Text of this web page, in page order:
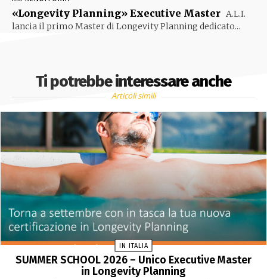
«Longevity Planning» Executive Master A.L.I.
lancia il primo Master di Longevity Planning dedicato...
Ti potrebbe interessare anche
Articoli simili
IN ITALIA
SUMMER SCHOOL 2026 – Unico Executive Master
in Longevity Planning